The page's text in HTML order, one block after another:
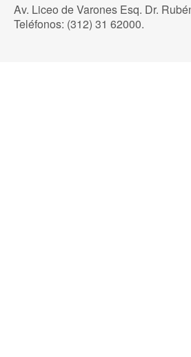
Av. Liceo de Varones Esq. Dr.
Teléfonos: (312) 31 62000.